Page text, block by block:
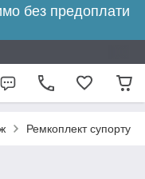
без предоплати
Ремкоплект супорту